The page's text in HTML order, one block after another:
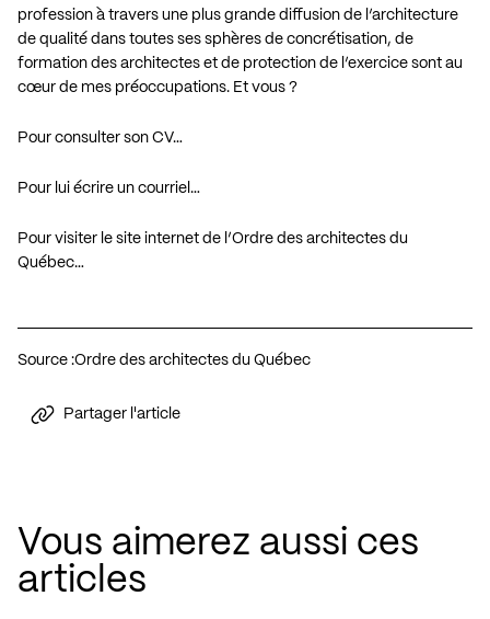
profession à travers une plus grande diffusion de l’architecture
de qualité dans toutes ses sphères de concrétisation, de
formation des architectes et de protection de l’exercice sont au
cœur de mes préoccupations. Et vous ?
Pour consulter son CV…
Pour lui écrire un courriel…
Pour visiter le site internet de l’Ordre des architectes du
Québec…
Source :Ordre des architectes du Québec
Partager l'article
Vous aimerez aussi ces
articles